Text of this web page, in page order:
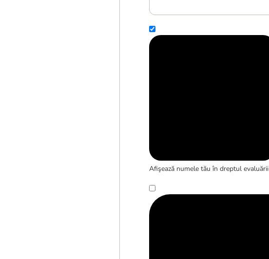
Afişează numele tău în dreptul evaluării